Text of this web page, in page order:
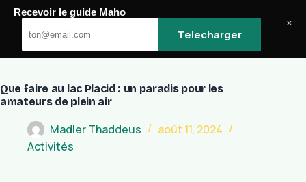
Passer
contenu
Maho
Que faire au lac Placid : un paradis pour les
amateurs de plein air
Madler Thaddeus
août 11, 2024
Activités
Recevoir le guide Maho
Telecharger
×